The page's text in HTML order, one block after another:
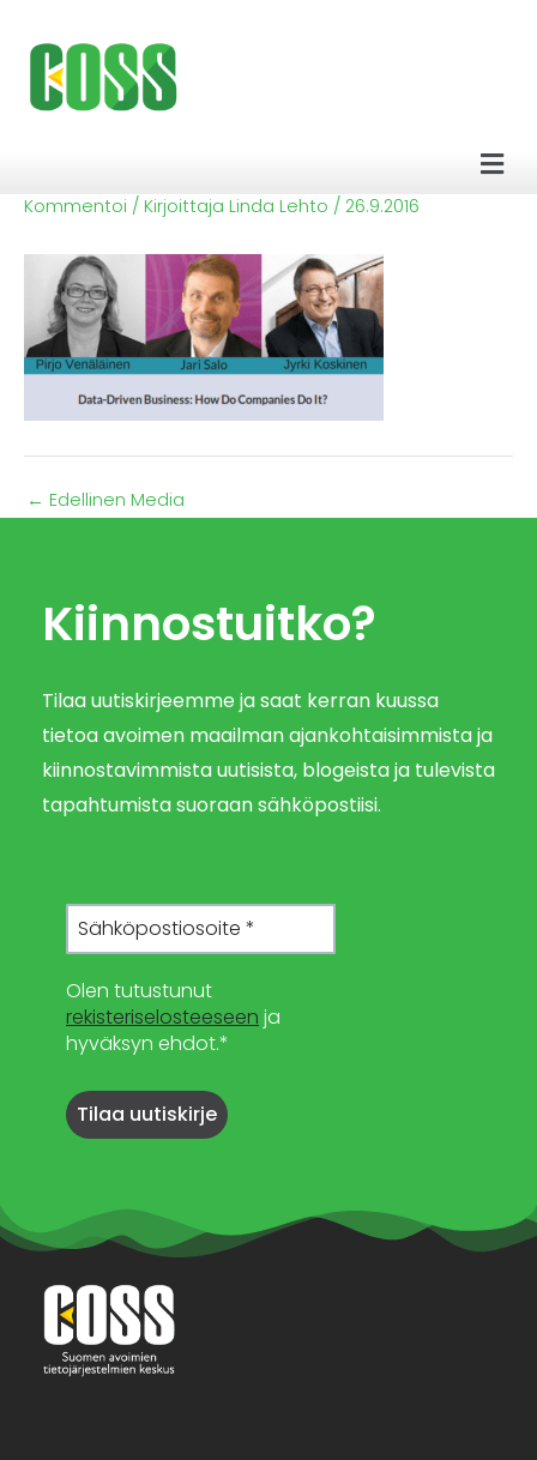
sisältöön
Kommentoi / Kirjoittaja Linda Lehto / 26.9.2016
← Edellinen Media
Kiinnostuitko?
Tilaa uutiskirjeemme ja saat kerran kuussa
tietoa avoimen maailman ajankohtaisimmista ja
kiinnostavimmista uutisista, blogeista ja tulevista
tapahtumista suoraan sähköpostiisi.
Olen tutustunut
rekisteriselosteeseen ja
hyväksyn ehdot.*